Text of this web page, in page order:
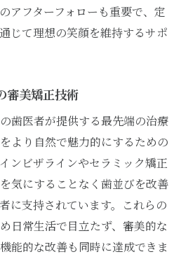
アフターフォローも重要で、定
じて理想の笑顔を維持するサポ
審美矯正技術
歯医者が提供する最先端の治療
より自然で魅力的にするための
ンビザラインやセラミック矯正
気にすることなく歯並びを改善
に支持されています。これらの
日常生活で目立たず、審美的な
能的な改善も同時に達成できま